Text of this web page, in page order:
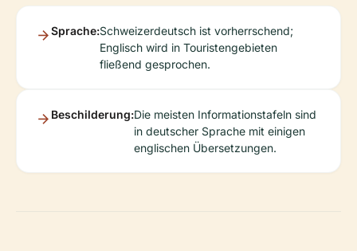
Sprache:Schweizerdeutsch ist vorherrschend;
Englisch wird in Touristengebieten
fließend gesprochen.
Beschilderung:Die meisten Informationstafeln sind
in deutscher Sprache mit einigen
englischen Übersetzungen.